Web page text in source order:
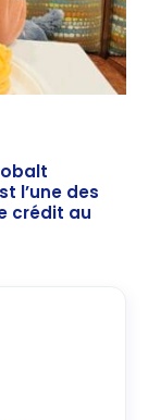
l’une des
crédit au